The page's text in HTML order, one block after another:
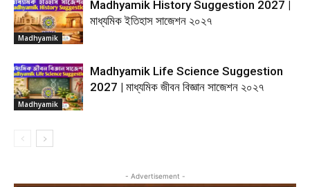
Madhyamik
Madhyamik History Suggestion 2027 |
মাধ্যমিক ইতিহাস সাজেশন ২০২৭
Madhyamik
Madhyamik Life Science Suggestion
2027 | মাধ্যমিক জীবন বিজ্ঞান সাজেশন ২০২৭
- Advertisement -